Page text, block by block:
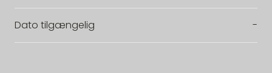
Dato tilgængelig -